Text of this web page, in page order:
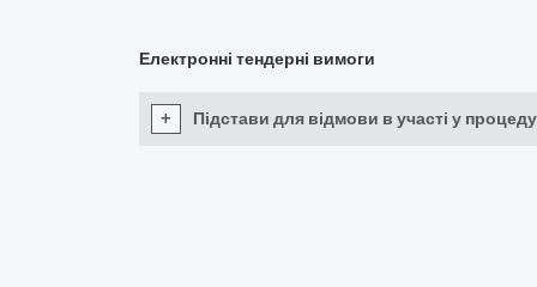
Електронні тендерні вимоги
+ Підстави для відмови в участі у